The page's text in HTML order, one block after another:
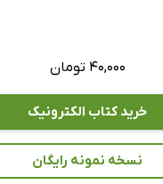
۴۰,۰۰۰ تومان
خرید کتاب الکترونیک
نسخه نمونه رایگان